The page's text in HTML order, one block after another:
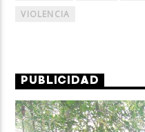
VIOLENCIA
PUBLICIDAD